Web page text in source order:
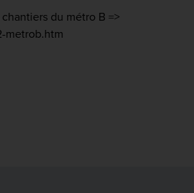
du métro B =>
metrob.htm